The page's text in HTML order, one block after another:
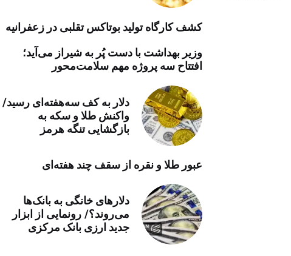
پایگاه خبری آبان
خرید موتور ایمپلنت
کشف کارگاه تولید بوتاکس تقلبی در زعفرانیه
وزیر بهداشت با دست پُر به شیراز می‌آید؛
افتتاح سه پروژه مهم سلامت‌محور
دلار به کف سه‌هفته‌ای رسید/
واکنش طلا و سکه به
بازگشایی تنگه هرمز
عبور طلا و نقره از سقف چند هفته‌ای
دلارهای خانگی به بانک‌ها
می‌روند؟/ رونمایی از ابزار
جدید ارزی بانک مرکزی